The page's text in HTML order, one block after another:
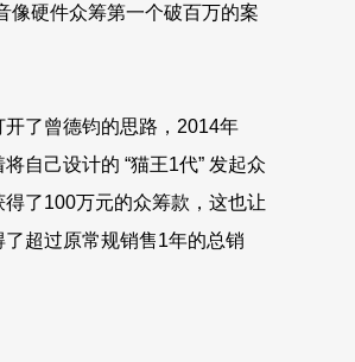
像硬件众筹第一个破百万的案
开了曾德钧的思路，2014年
自己设计的 “猫王1代” 发起众
得了100万元的众筹款，这也让
了超过原常规销售1年的总销